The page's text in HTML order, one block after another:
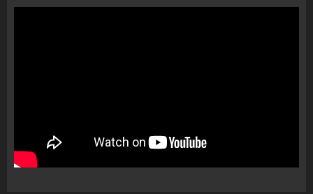
1
“bosen” Joana Nano për
abuzim me fondet publike dhe
pasuri të pajustifikuar